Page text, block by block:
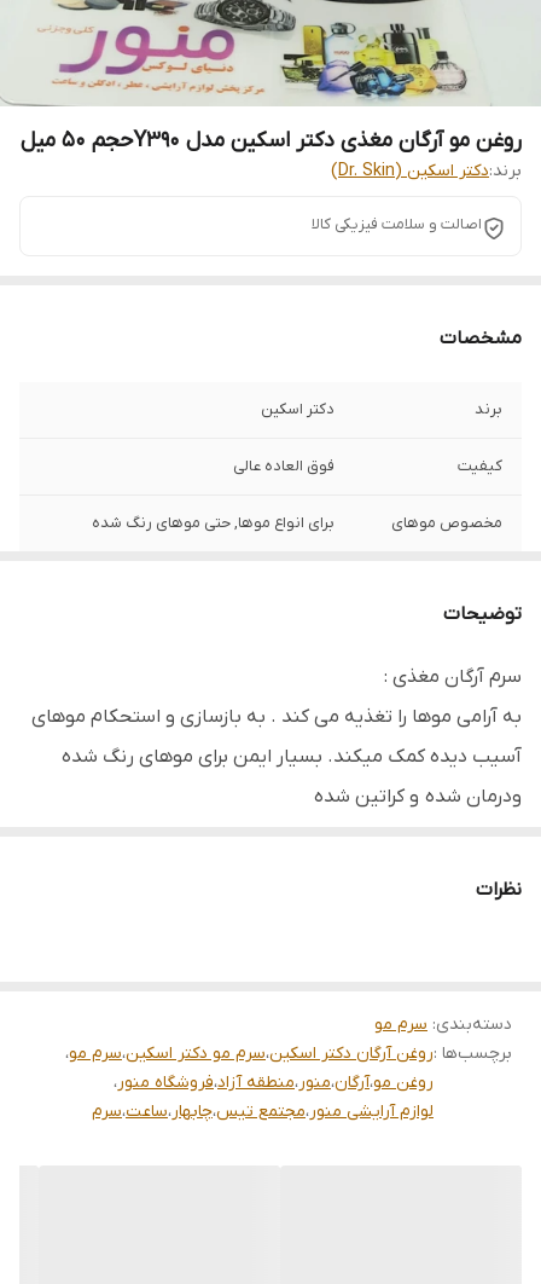
روغن مو آرگان مغذی دکتر اسکین مدل Y390حجم 50 میل
برند:دکتر اسکین (Dr. Skin)
اصالت و سلامت فیزیکی کالا
مشخصات
برند دکتر اسکین
کیفیت فوق العاده عالی
مخصوص موهای برای انواع موها, حتی موهای رنگ شده
تاریخ انقضا
بارکد 6942644311521
توضیحات
سرم آرگان مغذی :
به آرامی موها را تغذیه می کند . به بازسازی و استحکام موهای
آسیب دیده کمک میکند. بسیار ایمن برای موهای رنگ شده
ودرمان شده و کراتین شده
ضروری ترین از همه) است که عملکرد ترمیم و دفاع از مو را تضمین می
نظرات
دسته‌بندی: سرم مو
برچسب‌ها :روغن آرگان دکتر اسکین،سرم مو دکتر اسکین،سرم مو،
روغن مو،آرگان،منور،منطقه آزاد،فروشگاه منور،
لوازم آرایشی منور،مجتمع تیس،چابهار،ساعت،سرم